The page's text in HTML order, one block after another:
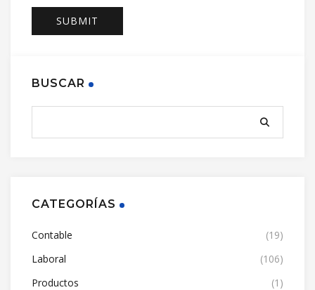
BUSCAR
CATEGORÍAS
Contable
(19)
Laboral
(106)
Productos
(1)